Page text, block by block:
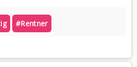
#rentner